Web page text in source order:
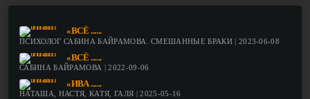
«ВСЁ ......
ПСИХОЛОГ САБИНА БАЙРАМОВА. СМЕШАННЫЕ БРАКИ | 2023-06-08
«ВСЁ ......
САБИНА БАЙРАМОВА | 2022-09-06
«ИВА ......
НАТАША, НАСТЯ, КАТЯ, ГАЛЯ | 2025-05-16